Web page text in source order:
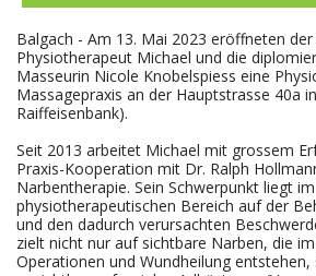
Balgach - Am 13. Mai 2023 eröffneten
Physiotherapeut Michael und die
Masseurin Nicole Knobelspiess eine
Massagepraxis an der Hauptstrasse 40a
Raiffeisenbank).
Seit 2013 arbeitet Michael mit grossem
Praxis-Kooperation mit Dr. Ralph
Narbentherapie. Sein Schwerpunkt liegt im
physiotherapeutischen Bereich auf der
und den dadurch verursachten
zielt nicht nur auf sichtbare Narben, die
Operationen und Wundheilung